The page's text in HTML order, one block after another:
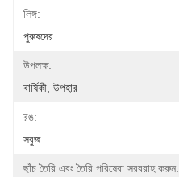
লিঙ্গ:
পুরুষদের
উপলক্ষ:
বার্ষিকী, উপহার
রঙ:
সবুজ
ছাঁচ তৈরি এবং তৈরি পরিষেবা সরবরাহ করুন: